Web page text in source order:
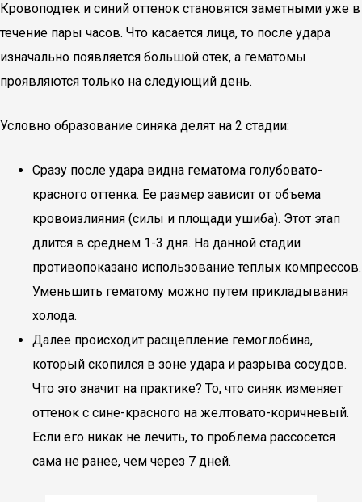
Кровоподтек и синий оттенок становятся заметными уже в
течение пары часов. Что касается лица, то после удара
изначально появляется большой отек, а гематомы
проявляются только на следующий день.
Условно образование синяка делят на 2 стадии:
Сразу после удара видна гематома голубовато-
красного оттенка. Ее размер зависит от объема
кровоизлияния (силы и площади ушиба). Этот этап
длится в среднем 1-3 дня. На данной стадии
противопоказано использование теплых компрессов.
Уменьшить гематому можно путем прикладывания
холода.
Далее происходит расщепление гемоглобина,
который скопился в зоне удара и разрыва сосудов.
Что это значит на практике? То, что синяк изменяет
оттенок с сине-красного на желтовато-коричневый.
Если его никак не лечить, то проблема рассосется
сама не ранее, чем через 7 дней.